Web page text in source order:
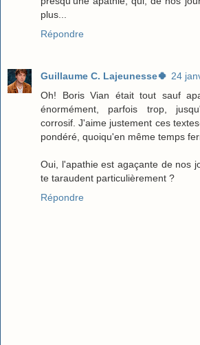
plus...
Répondre
Guillaume C. Lajeunesse🍀 24
Oh! Boris Vian était tout sauf
énormément, parfois trop,
corrosif. J'aime justement ces
pondéré, quoiqu'en même temps
Oui, l'apathie est agaçante de nos
te taraudent particulièrement ?
Répondre